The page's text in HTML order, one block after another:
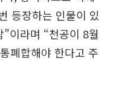
등장하는 인물이 있
이라며 “천공이 8월
폐합해야 한다고 주